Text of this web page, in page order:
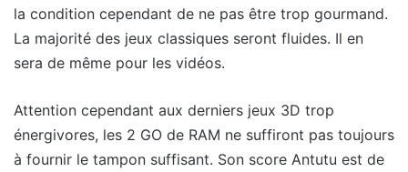
la condition cependant de ne pas être trop gourmand.
La majorité des jeux classiques seront fluides. Il en
sera de même pour les vidéos.
Attention cependant aux derniers jeux 3D trop
énergivores, les 2 GO de RAM ne suffiront pas toujours
à fournir le tampon suffisant. Son score Antutu est de